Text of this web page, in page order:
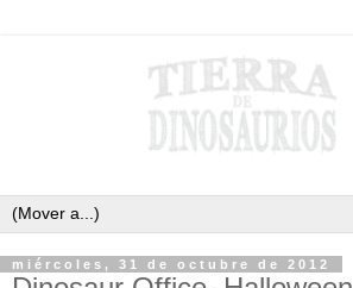
miércoles, 31 de octubre de 2012